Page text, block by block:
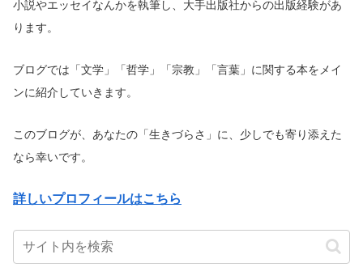
小説やエッセイなんかを執筆し、大手出版社からの出版経験があ
ります。
ブログでは「文学」「哲学」「宗教」「言葉」に関する本をメイ
ンに紹介していきます。
このブログが、あなたの「生きづらさ」に、少しでも寄り添えた
なら幸いです。
詳しいプロフィールはこちら